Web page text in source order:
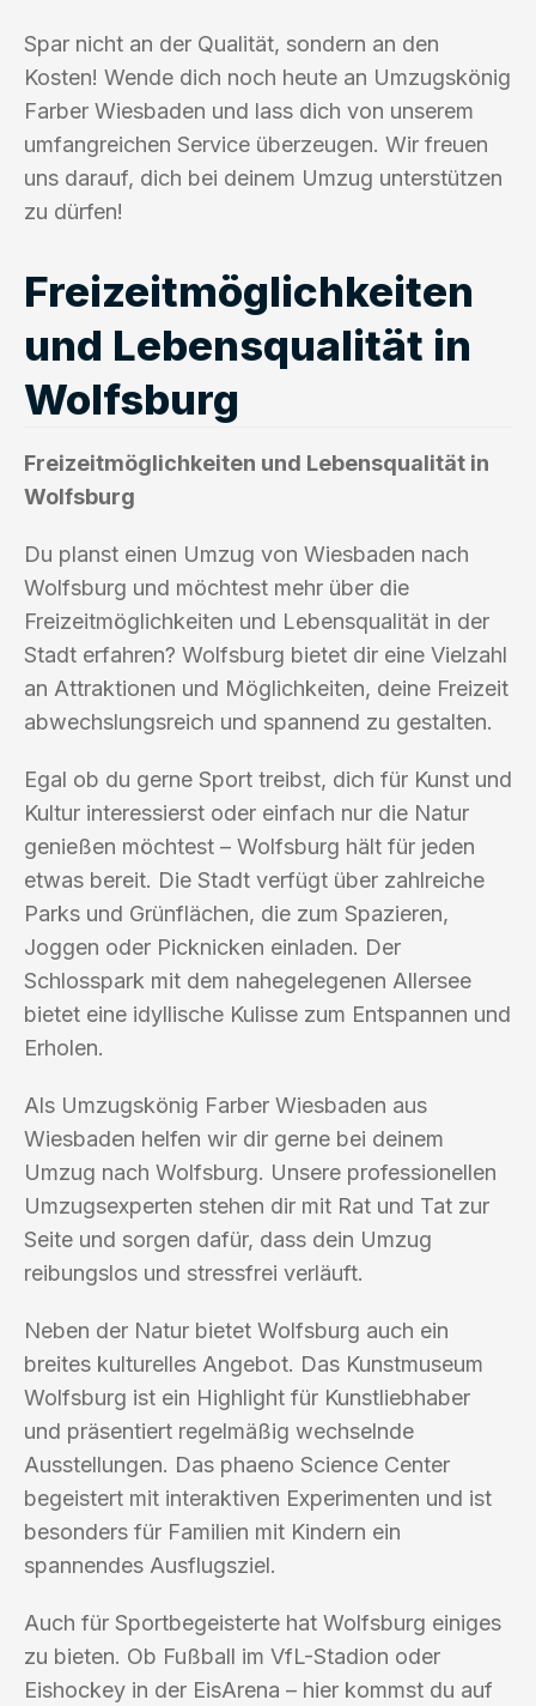
Spar nicht an der Qualität, sondern an den
Kosten! Wende dich noch heute an Umzugskönig
Farber Wiesbaden und lass dich von unserem
umfangreichen Service überzeugen. Wir freuen
uns darauf, dich bei deinem Umzug unterstützen
zu dürfen!
Freizeitmöglichkeiten
und Lebensqualität in
Wolfsburg
Freizeitmöglichkeiten und Lebensqualität in
Wolfsburg
Du planst einen Umzug von Wiesbaden nach
Wolfsburg und möchtest mehr über die
Freizeitmöglichkeiten und Lebensqualität in der
Stadt erfahren? Wolfsburg bietet dir eine Vielzahl
an Attraktionen und Möglichkeiten, deine Freizeit
abwechslungsreich und spannend zu gestalten.
Egal ob du gerne Sport treibst, dich für Kunst und
Kultur interessierst oder einfach nur die Natur
genießen möchtest – Wolfsburg hält für jeden
etwas bereit. Die Stadt verfügt über zahlreiche
Parks und Grünflächen, die zum Spazieren,
Joggen oder Picknicken einladen. Der
Schlosspark mit dem nahegelegenen Allersee
bietet eine idyllische Kulisse zum Entspannen und
Erholen.
Als Umzugskönig Farber Wiesbaden aus
Wiesbaden helfen wir dir gerne bei deinem
Umzug nach Wolfsburg. Unsere professionellen
Umzugsexperten stehen dir mit Rat und Tat zur
Seite und sorgen dafür, dass dein Umzug
reibungslos und stressfrei verläuft.
Neben der Natur bietet Wolfsburg auch ein
breites kulturelles Angebot. Das Kunstmuseum
Wolfsburg ist ein Highlight für Kunstliebhaber
und präsentiert regelmäßig wechselnde
Ausstellungen. Das phaeno Science Center
begeistert mit interaktiven Experimenten und ist
besonders für Familien mit Kindern ein
spannendes Ausflugsziel.
Auch für Sportbegeisterte hat Wolfsburg einiges
zu bieten. Ob Fußball im VfL-Stadion oder
Eishockey in der EisArena – hier kommst du auf